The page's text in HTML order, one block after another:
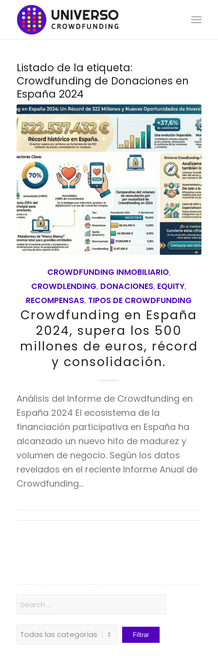
Listado de la etiqueta:
Crowdfunding de Donaciones en
España 2024
CROWDFUNDING INMOBILIARIO,
CROWDLENDING, DONACIONES, EQUITY,
RECOMPENSAS, TIPOS DE CROWDFUNDING
Crowdfunding en España
2024, supera los 500
millones de euros, récord
y consolidación.
Análisis del Informe de Crowdfunding en
España 2024 El ecosistema de la
financiación participativa en España ha
alcanzado un nuevo hito de madurez y
volumen de negocio. Según los datos
revelados en el reciente Informe Anual de
Crowdfunding…